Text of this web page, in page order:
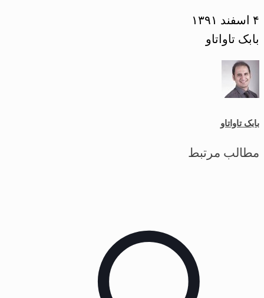
۴ اسفند ۱۳۹۱
بابک تاواتاو
بابک تاواتاو
مطالب مرتبط